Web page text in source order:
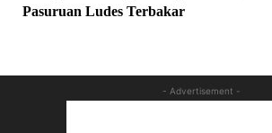
Pasuruan Ludes Terbakar
- Advertisement -